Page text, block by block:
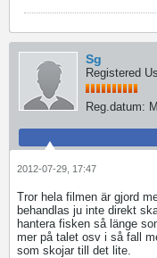
Sg
Registered
Reg.datum:
2012-07-29, 17:47
Tror hela filmen är gjord
behandlas ju inte direkt
hantera fisken så länge
mer på talet osv i så fall
som skojar till det lite.